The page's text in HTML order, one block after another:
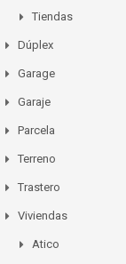
Tiendas
Dúplex
Garage
Garaje
Parcela
Terreno
Trastero
Viviendas
Atico